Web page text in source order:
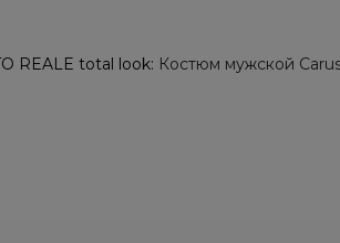
REALE total look: Костюм мужской